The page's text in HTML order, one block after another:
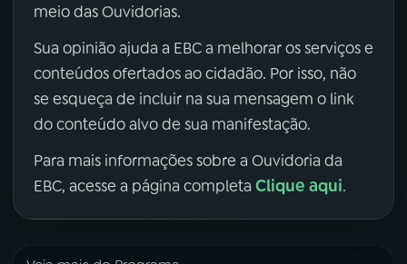
meio das Ouvidorias.
Sua opinião ajuda a EBC a melhorar os serviços e
conteúdos ofertados ao cidadão. Por isso, não
se esqueça de incluir na sua mensagem o link
do conteúdo alvo de sua manifestação.
Para mais informações sobre a Ouvidoria da
EBC, acesse a página completa Clique aqui.